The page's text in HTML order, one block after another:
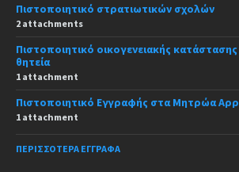
Πιστοποιητικό στρατιωτικών σχολών
2 attachments
Πιστοποιητικό οικογενειακής κατάστασης
θητεία
1 attachment
Πιστοποιητικό Εγγραφής στα Μητρώα
1 attachment
ΠΕΡΙΣΣΌΤΕΡΑ ΈΓΓΡΑΦΑ